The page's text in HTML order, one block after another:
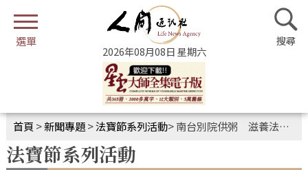
2026年08月08日 星期六
首頁 >新聞專題>法寶節系列活動>南台別院供粥 滋養法身慧命
法寶節系列活動